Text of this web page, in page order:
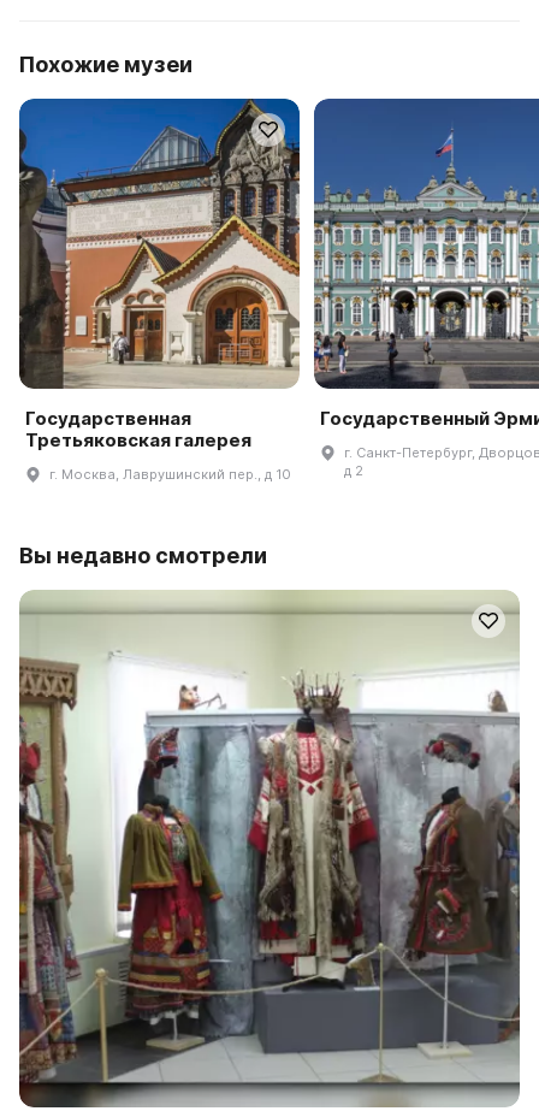
Похожие музеи
Государственная
Третьяковская галерея
г. Москва, Лаврушинский пер., д 10
Государственный
г. Санкт-Петербург,
д 2
Вы недавно смотрели